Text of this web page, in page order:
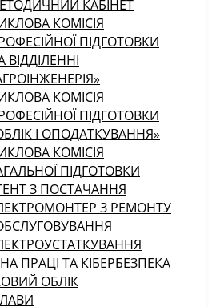
КАБІНЕТ
КОМІСІЯ
ПІДГОТОВКИ
ВІДДІЛЕННІ
КОМІСІЯ
ПІДГОТОВКИ
І ОПОДАТКУВАННЯ»
КОМІСІЯ
ПІДГОТОВКИ
З ПОСТАЧАННЯ
З РЕМОНТУ
ПРАЦІ ТА КІБЕРБЕЗПЕКА
ОБЛІК